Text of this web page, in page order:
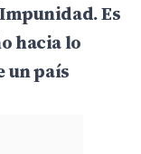
Es
hacia lo
un país